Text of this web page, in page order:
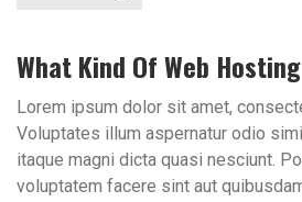
What Kind Of Web
Lorem ipsum dolor sit amet,
Voluptates illum aspernatur odio
itaque magni dicta quasi nesciunt.
voluptatem facere sint aut